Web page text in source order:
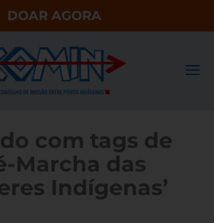
DOAR AGORA
com tags de
Marcha das
Indígenas’